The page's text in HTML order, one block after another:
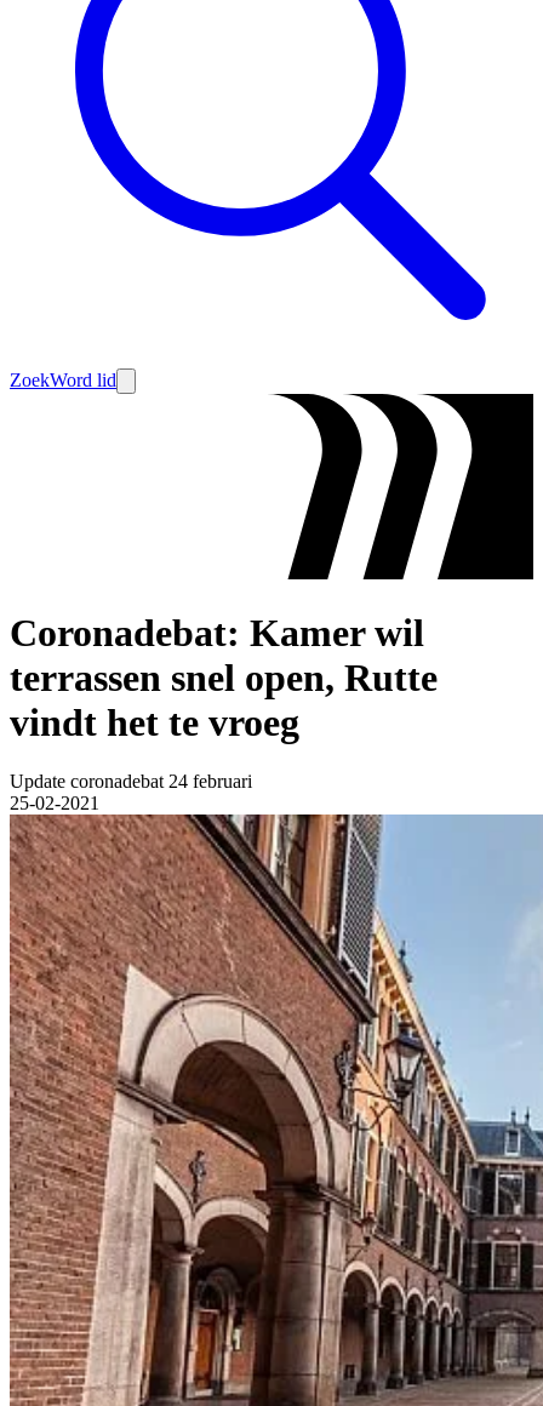
ZoekWord lid
Coronadebat: Kamer wil
terrassen snel open, Rutte
vindt het te vroeg
Update coronadebat 24 februari
25-02-2021